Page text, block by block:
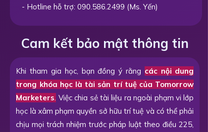
- Hotline hỗ trợ: 090.586.2499 (Ms. Yến)
Khi tham gia học, bạn đồng ý rằng các nội dung
trong khóa học là tài sản trí tuệ của Tomorrow
Marketers Việc chia sẻ tài liệu ra ngoài phạm vi lớp
học là xâm phạm quyền sở hữu trí tuệ và có thể phải
chịu mọi trách nhiệm trước pháp luật theo điều 225,
Cam kết bảo mật thông tin